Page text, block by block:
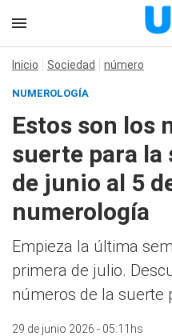
Inicio Sociedad número
NUMEROLOGÍA
Estos son los
suerte para la
de junio al 5
numerología
Empieza la última
primera de julio.
números de la suerte
29 de junio 2026 - 05:11hs